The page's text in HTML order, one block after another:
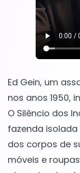
Ed Gein, um
nos anos 1950,
O Silêncio dos
fazenda
dos corpos de
móveis e